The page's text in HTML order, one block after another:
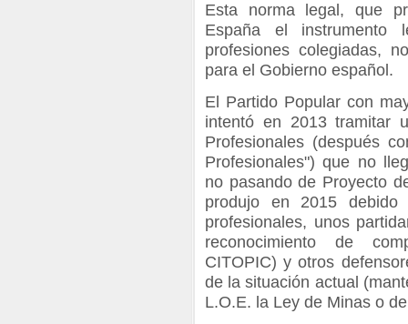
Esta norma legal, que
España el instrumento
profesiones colegiadas,
para el Gobierno español.
El Partido Popular con
intentó en 2013 tramitar
Profesionales (después
Profesionales") que no
no pasando de Proyecto
produjo en 2015
profesionales, unos
reconocimiento de
CITOPIC) y otros
de la situación actual
L.O.E. la Ley de Minas o